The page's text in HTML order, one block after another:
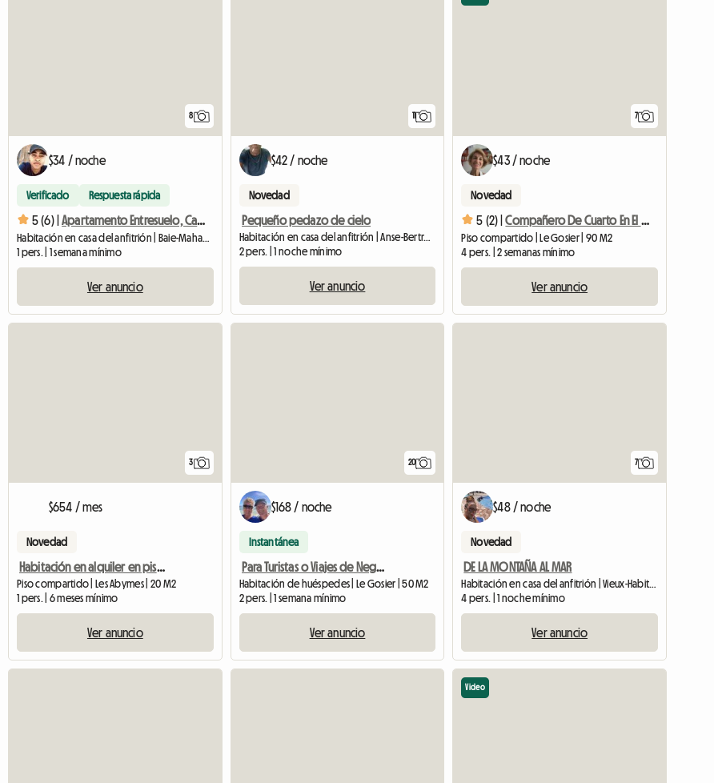
8
$34 / noche
Verificado Respuesta rápida
5 (6) | Apartamento Entresuelo, Casa De Huéspedes
Habitación en casa del anfitrión | Baie-Mahault | 45 M2
1 pers. | 1 semana mínimo
Ver anuncio
11
$42 / noche
Novedad
Pequeño pedazo de cielo
Habitación en casa del anfitrión | Anse-Bertrand (97121) | 20 M2
2 pers. | 1 noche mínimo
Ver anuncio
7
$43 / noche
Novedad
5 (2) | Compañero De Cuarto En El Centro De Gosier
Piso compartido | Le Gosier | 90 M2
4 pers. | 2 semanas mínimo
Ver anuncio
3
$654 / mes
Novedad
Habitación en alquiler en piso compartido
Piso compartido | Les Abymes | 20 M2
1 pers. | 6 meses mínimo
Ver anuncio
20
$168 / noche
Instantánea
Para Turistas o Viajes de Negocios con desayuno
Habitación de huéspedes | Le Gosier | 50 M2
2 pers. | 1 semana mínimo
Ver anuncio
7
$48 / noche
Novedad
DE LA MONTAÑA AL MAR
Habitación en casa del anfitrión | Vieux-Habitants (97119) | 30 M2
4 pers. | 1 noche mínimo
Ver anuncio
Video